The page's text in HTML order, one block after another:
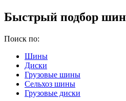
Быстрый подбор шин
Поиск по:
Шины
Диски
Грузовые шины
Сельхоз шины
Грузовые диски